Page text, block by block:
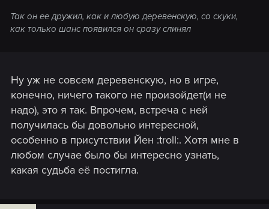
Так он ее дружил, как и любую деревенскую, со скуки,
как только шанс появился он сразу слинял
Ну уж не совсем деревенскую, но в игре,
конечно, ничего такого не произойдет(и не
надо), это я так. Впрочем, встреча с ней
получилась бы довольно интересной,
особенно в присутствии Йен :troll:. Хотя мне в
любом случае было бы интересно узнать,
какая судьба её постигла.